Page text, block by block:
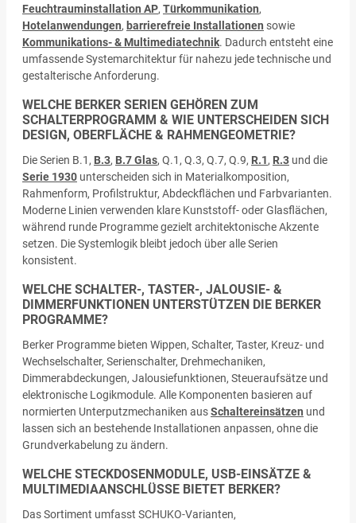
Feuchtrauminstallation AP, Türkommunikation,
Hotelanwendungen, barrierefreie Installationen sowie
Kommunikations- & Multimediatechnik. Dadurch entsteht eine
umfassende Systemarchitektur für nahezu jede technische und
gestalterische Anforderung.
WELCHE BERKER SERIEN GEHÖREN ZUM
SCHALTERPROGRAMM & WIE UNTERSCHEIDEN SICH
DESIGN, OBERFLÄCHE & RAHMENGEOMETRIE?
Die Serien B.1, B.3, B.7 Glas, Q.1, Q.3, Q.7, Q.9, R.1, R.3 und die
Serie 1930 unterscheiden sich in Materialkomposition,
Rahmenform, Profilstruktur, Abdeckflächen und Farbvarianten.
Moderne Linien verwenden klare Kunststoff- oder Glasflächen,
während runde Programme gezielt architektonische Akzente
setzen. Die Systemlogik bleibt jedoch über alle Serien
konsistent.
WELCHE SCHALTER-, TASTER-, JALOUSIE- &
DIMMERFUNKTIONEN UNTERSTÜTZEN DIE BERKER
PROGRAMME?
Berker Programme bieten Wippen, Schalter, Taster, Kreuz- und
Wechselschalter, Serienschalter, Drehmechaniken,
Dimmerabdeckungen, Jalousiefunktionen, Steueraufsätze und
elektronische Logikmodule. Alle Komponenten basieren auf
normierten Unterputzmechaniken ausSchaltereinsätzen und
lassen sich an bestehende Installationen anpassen, ohne die
Grundverkabelung zu ändern.
WELCHE STECKDOSENMODULE, USB-EINSÄTZE &
MULTIMEDIAANSCHLÜSSE BIETET BERKER?
Das Sortiment umfasst SCHUKO-Varianten,